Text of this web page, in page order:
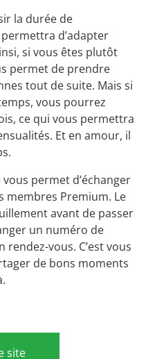
la durée de
d’adapter
si vous êtes plutôt
permet de prendre
tout de suite. Mais si
vous pourrez
ce qui vous permettra
Et en amour, il
permet d’échanger
membres Premium. Le
avant de passer
un numéro de
vous. C’est vous
de bons moments
site